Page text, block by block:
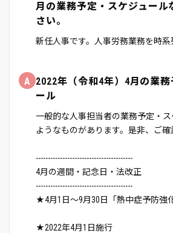
月の業務予定・スケジュール
さい。
新任人事です。人事労務業務を時系
A 2022年（令和4年）4月の業
ール
一般的な人事担当者の業務予定・
ようなものがあります。是非、ご確
----------------------------------------
4月の週間・記念日・法改正
----------------------------------------
★4月1日～9月30日「熱中症予防強
★2022年4月1日施行